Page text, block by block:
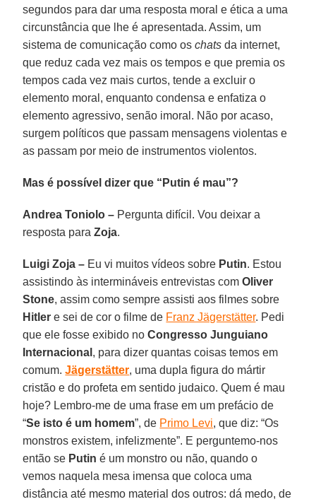
segundos para dar uma resposta moral e ética a uma
circunstância que lhe é apresentada. Assim, um
sistema de comunicação como oschats da internet,
que reduz cada vez mais os tempos e que premia os
tempos cada vez mais curtos, tende a excluir o
elemento moral, enquanto condensa e enfatiza o
elemento agressivo, senão imoral. Não por acaso,
surgem políticos que passam mensagens violentas e
as passam por meio de instrumentos violentos.
Mas é possível dizer que “Putin é mau”?
Andrea Toniolo – Pergunta difícil. Vou deixar a
resposta paraZoja.
Luigi Zoja – Eu vi muitos vídeos sobre Putin. Estou
assistindo às intermináveis entrevistas comOliver
Stone, assim como sempre assisti aos filmes sobre
Hitler e sei de cor o filme de Franz Jägerstätter. Pedi
que ele fosse exibido noCongresso Junguiano
Internacional , para dizer quantas coisas temos em
comum.Jägerstätter, uma dupla figura do mártir
cristão e do profeta em sentido judaico. Quem é mau
hoje? Lembro-me de uma frase em um prefácio de
“Se isto é um homem”, de Primo Levi, que diz: “Os
monstros existem, infelizmente”. E perguntemo-nos
então se Putin é um monstro ou não, quando o
vemos naquela mesa imensa que coloca uma
distância até mesmo material dos outros: dá medo, de